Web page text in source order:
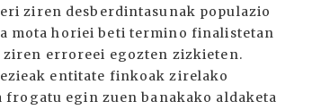
ziren desberdintasunak populazio
mota horiei beti termino finalistetan
ziren erroreei egozten zizkieten.
entitate finkoak zirelako
egin zuen banakako aldaketa